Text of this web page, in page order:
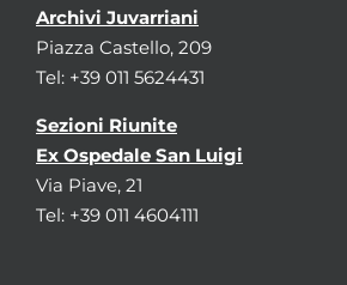
Archivi Juvarriani
Piazza Castello, 209
Tel: +39 011 5624431
Sezioni Riunite
Ex Ospedale San Luigi
Via Piave, 21
Tel: +39 011 4604111